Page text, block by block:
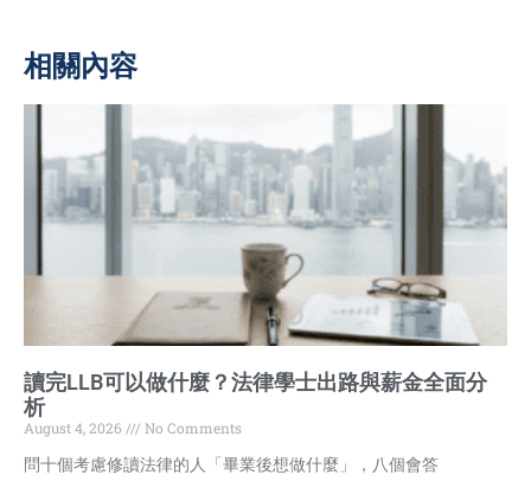
相關內容
讀完LLB可以做什麼？法律學士出路與薪金全面分
析
August 4, 2026
No Comments
問十個考慮修讀法律的人「畢業後想做什麼」，八個會答